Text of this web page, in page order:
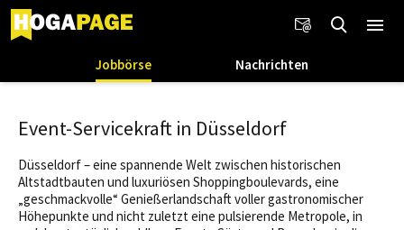
Jobbörse Nachrichten
Event-Servicekraft in Düsseldorf
Düsseldorf – eine spannende Welt zwischen historischen
Altstadtbauten und luxuriösen Shoppingboulevards, eine
„geschmackvolle“ Genießerlandschaft voller gastronomischer
Höhepunkte und nicht zuletzt eine pulsierende Metropole, in